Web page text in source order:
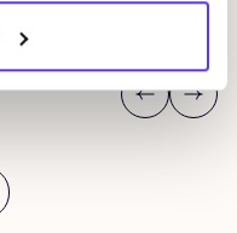
Previous
Next